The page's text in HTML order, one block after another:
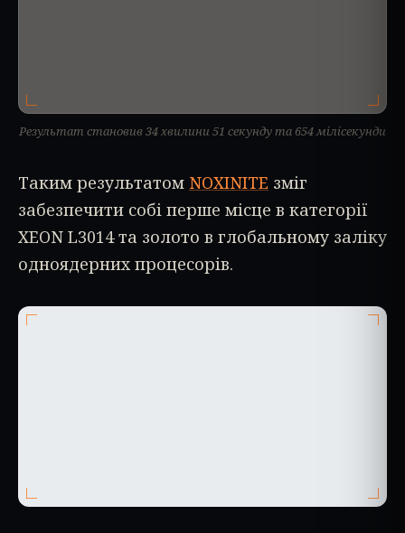
Результат становив 34 хвилини 51 секунду та 654 мілісекунди
Таким результатом NOXINITE зміг
забезпечити собі перше місце в категорії
XEON L3014 та золото в глобальному заліку
одноядерних процесорів.